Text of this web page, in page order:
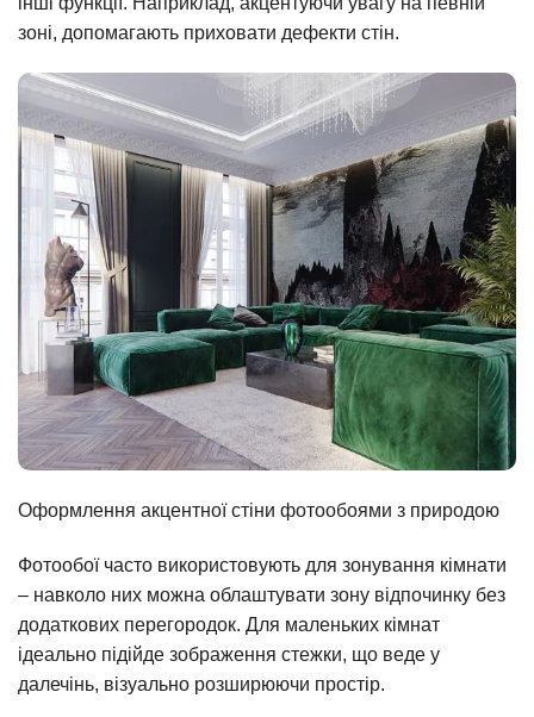
зоні, допомагають приховати дефекти стін.
Оформлення акцентної стіни фотообоями з природою
Фотообої часто використовують для зонування кімнати
– навколо них можна облаштувати зону відпочинку без
додаткових перегородок. Для маленьких кімнат
ідеально підійде зображення стежки, що веде у
далечінь, візуально розширюючи простір.